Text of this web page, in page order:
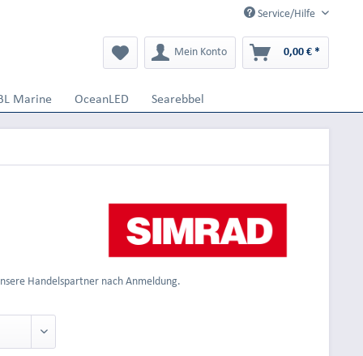
Service/Hilfe
Mein Konto 0,00 € *
Marine OceanLED Searebbel
Handelspartner nach Anmeldung.